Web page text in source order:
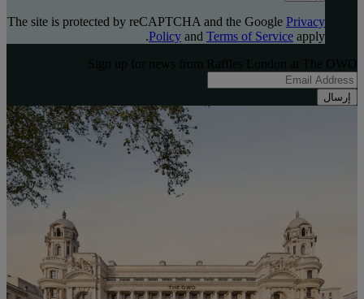
The site is protected by reCAPTCHA and the Google Privacy
Policy and Terms of Service apply.
إرسال